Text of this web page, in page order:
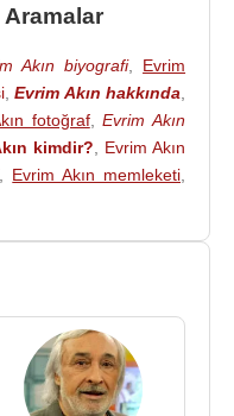
Çehov
Ender Yasever
Aramalar
Akın biyografi, Evrim
,Evrim Akın hakkında
fotoğraf,Evrim Akın
kimdir?
Evrim Akın
, Evrim Akın memleketi